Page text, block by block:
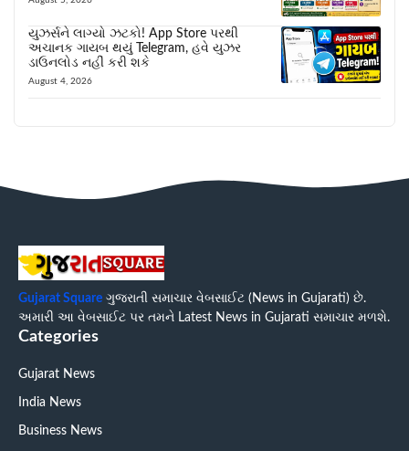
યુઝર્સને લાગ્યો ઝટકો! App Store પરથી
અચાનક ગાયબ થયું Telegram, હવે યુઝર
ડાઉનલોડ નહીં કરી શકે
August 4, 2026
Gujarat Square ગુજરાતી સમાચાર વેબસાઈટ (News in Gujarati) છે.
અમારી આ વેબસાઈટ પર તમને Latest News in Gujarati સમાચાર મળશે.
Categories
Gujarat News
India News
Business News